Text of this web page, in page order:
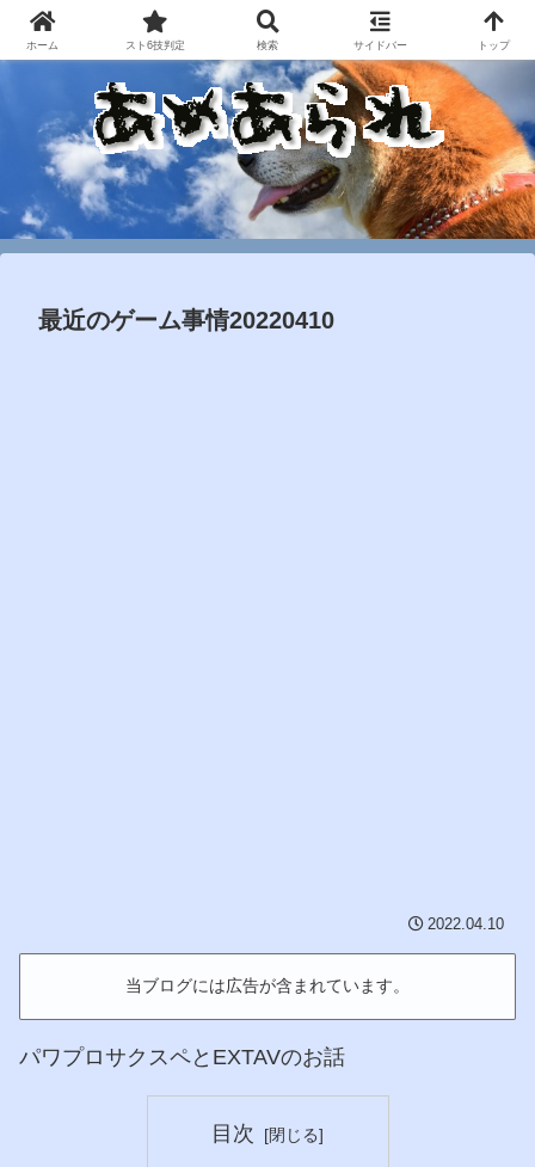
最近のゲーム事情20220410
2022.04.10
当ブログには広告が含まれています。
パワプロサクスペとEXTAVのお話
目次
ホーム スト6技判定 検索 サイドバー トップ